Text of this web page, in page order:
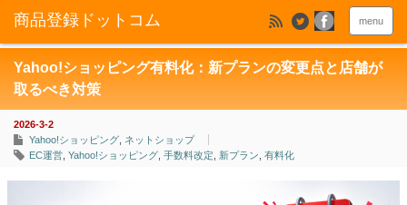
menu
Yahoo!ショッピング有料化：新プランの変更点と店舗が
取るべき対策
2026-3-2
Yahoo!ショッピング ネットショップ
EC運営 Yahoo!ショッピング 手数料改定 新プラン 有料化